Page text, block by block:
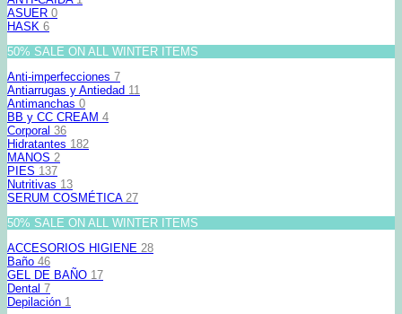
ASUER 0
HASK 6
50% SALE ON ALL WINTER ITEMS
Anti-imperfecciones 7
Antiarrugas y Antiedad 11
Antimanchas 0
BB y CC CREAM 4
Corporal 36
Hidratantes 182
MANOS 2
PIES 137
Nutritivas 13
SERUM COSMÉTICA 27
50% SALE ON ALL WINTER ITEMS
ACCESORIOS HIGIENE 28
Baño 46
GEL DE BAÑO 17
Dental 7
Depilación 1